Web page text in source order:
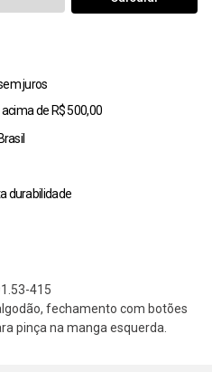
juros
de R$ 500,00
durabilidade
415
fechamento com botões
pinça na manga esquerda.